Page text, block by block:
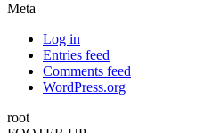
Meta
Log in
Entries feed
Comments feed
WordPress.org
root